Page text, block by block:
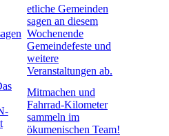
etliche Gemeinden
sagen an diesem
Wochenende
Gemeindefeste und
weitere
Veranstaltungen ab.
Mitmachen und
Fahrrad-Kilometer
sammeln im
ökumenischen Team!